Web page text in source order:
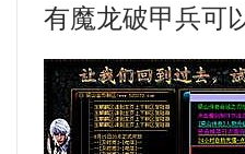
有魔龙破甲兵可